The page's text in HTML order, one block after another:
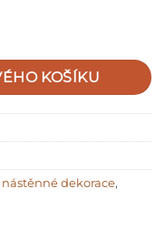
KOŠÍKU
nástěnné dekorace,